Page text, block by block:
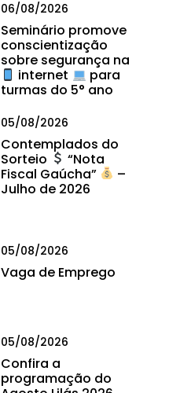
06/08/2026
Seminário promove
conscientização
sobre segurança na
internet
para
turmas do 5° ano
05/08/2026
Contemplados do
Sorteio
“Nota
Fiscal Gaúcha”
–
Julho de 2026
05/08/2026
Vaga de Emprego
05/08/2026
Confira a
programação do